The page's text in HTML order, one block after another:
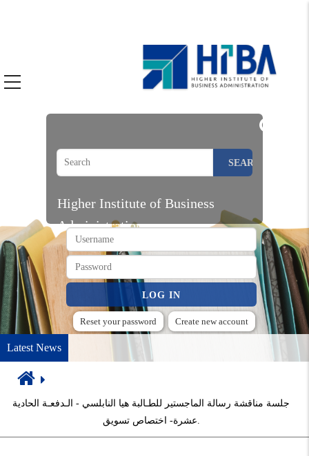
SEARCH
Higher Institute of Business
Administration
Create new account
Reset your password
Latest News
Breadcrumb
جلسة مناقشة رسالة الماجستير للطـالبة هيا النابلسي - الـدفعـة الحادية
عشرة- اختصاص تسويق.